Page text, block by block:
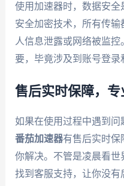
使用加速器时，数据安全
安全加密技术，所有传
人信息泄露或网络被监
要，毕竟涉及到账号登录
售后实时保障，
如果在使用过程中遇到问
番茄加速器有售后实时保
你解决。不管是凌晨看
找到客服支持，让你没有